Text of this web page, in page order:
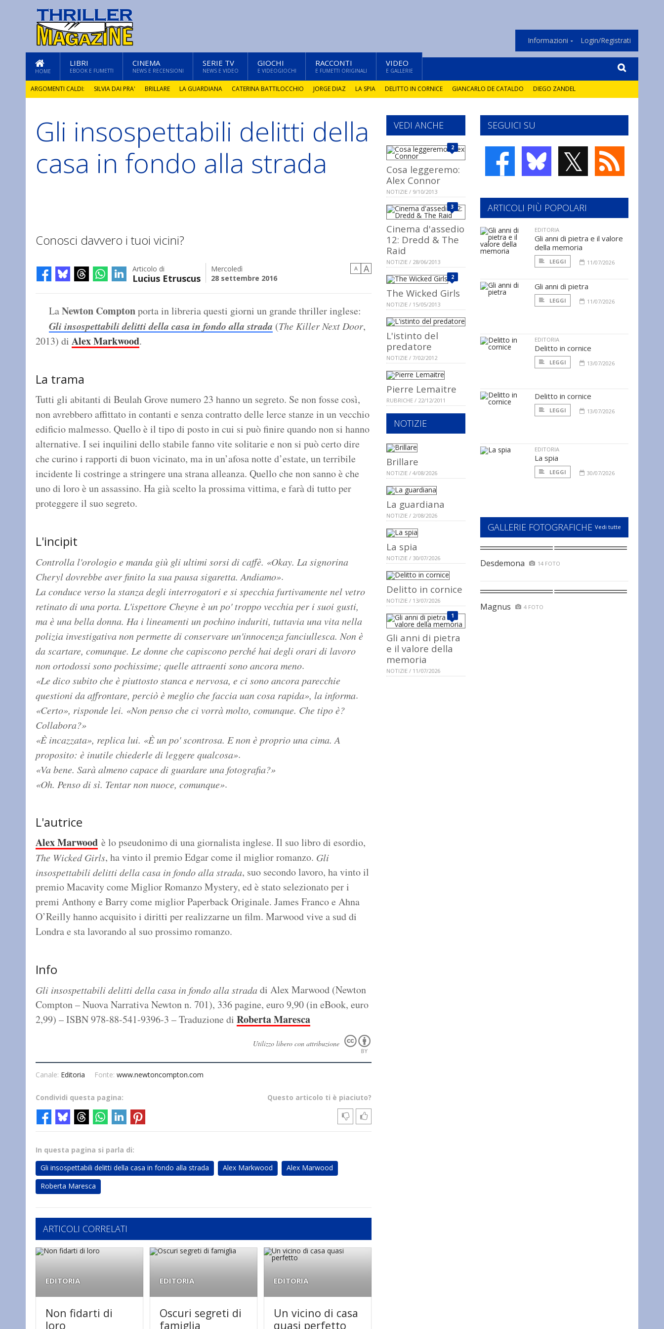
Informazioni Login/Registrati
HOME
LIBRI
EBOOK E FUMETTI
CINEMA
NEWS E RECENSIONI
SERIE TV
NEWS E VIDEO
GIOCHI
E VIDEOGIOCHI
RACCONTI
E FUMETTI ORIGINALI
VIDEO
E GALLERIE
ARGOMENTI CALDI: SILVIA DAI PRA' BRILLARE LA GUARDIANA CATERINA BATTILOCCHIO JORGE DIAZ LA SPIA DELITTO IN CORNICE GIANCARLO DE CATALDO DIEGO ZANDEL
GLI ANNI DI PIETRA
Gli insospettabili delitti della
casa in fondo alla strada
Conosci davvero i tuoi vicini?
Articolo di
Lucius Etruscus
Mercoledì
28 settembre 2016
A A
LaNewton Comptonporta in libreria questi giorni un grande thriller inglese:
Gli insospettabili delitti della casa in fondo alla strada (The Killer Next Door,
2013) di Alex Markwood.
La trama
Tutti gli abitanti di Beulah Grove numero 23 hanno un segreto. Se non fosse così,
non avrebbero affittato in contanti e senza contratto delle lerce stanze in un vecchio
edificio malmesso. Quello è il tipo di posto in cui si può finire quando non si hanno
alternative. I sei inquilini dello stabile fanno vite solitarie e non si può certo dire
che curino i rapporti di buon vicinato, ma in un’afosa notte d’estate, un terribile
incidente li costringe a stringere una strana alleanza. Quello che non sanno è che
uno di loro è un assassino. Ha già scelto la prossima vittima, e farà di tutto per
proteggere il suo segreto.
L'incipit
Controlla l'orologio e manda giù gli ultimi sorsi di caffè. «Okay. La signorina
Cheryl dovrebbe aver finito la sua pausa sigaretta. Andiamo».
La conduce verso la stanza degli interrogatori e si specchia furtivamente nel vetro
retinato di una porta. L'ispettore Cheyne è un po' troppo vecchia per i suoi gusti,
ma è una bella donna. Ha i lineamenti un pochino induriti, tuttavia una vita nella
polizia investigativa non permette di conservare un'innocenza fanciullesca. Non è
da scartare, comunque. Le donne che capiscono perché hai degli orari di lavoro
non ortodossi sono pochissime; quelle attraenti sono ancora meno.
«Le dico subito che è piuttosto stanca e nervosa, e ci sono ancora parecchie
questioni da affrontare, perciò è meglio che faccia uan cosa rapida», la informa.
«Certo», risponde lei. «Non penso che ci vorrà molto, comunque. Che tipo è?
Collabora?»
«È incazzata», replica lui. «È un po' scontrosa. E non è proprio una cima. A
proposito: è inutile chiederle di leggere qualcosa».
«Va bene. Sarà almeno capace di guardare una fotografia?»
«Oh. Penso di sì. Tentar non nuoce, comunque».
L'autrice
Alex Marwood è lo pseudonimo di una giornalista inglese. Il suo libro di esordio,
The Wicked Girls, ha vinto il premio Edgar come il miglior romanzo. Gli
insospettabili delitti della casa in fondo alla strada, suo secondo lavoro, ha vinto il
premio Macavity come Miglior Romanzo Mystery, ed è stato selezionato per i
premi Anthony e Barry come miglior Paperback Originale. James Franco e Ahna
O’Reilly hanno acquisito i diritti per realizzarne un film. Marwood vive a sud di
Londra e sta lavorando al suo prossimo romanzo.
Info
Gli insospettabili delitti della casa in fondo alla stradadi Alex Marwood (Newton
Compton – Nuova Narrativa Newton n. 701), 336 pagine, euro 9,90 (in eBook, euro
2,99) – ISBN 978-88-541-9396-3 – Traduzione di Roberta Maresca
Utilizzo libero con attribuzione
Canale: Editoria Fonte: www.newtoncompton.com
Questo articolo ti è piaciuto?
Condividi questa pagina:
In questa pagina si parla di:
Gli insospettabili delitti della casa in fondo alla strada
Alex Markwood
Alex Marwood
Roberta Maresca
ARTICOLI CORRELATI
EDITORIA
Non fidarti di
loro
EDITORIA
Oscuri segreti di
famiglia
EDITORIA
Un vicino di casa
quasi perfetto
SEGUICI SU
𝕏
VEDI ANCHE
2
Cosa leggeremo:
Alex Connor
NOTIZIE / 9/10/2013
3
Cinema d'assedio
12: Dredd & The
Raid
NOTIZIE / 28/06/2013
2
The Wicked Girls
NOTIZIE / 15/05/2013
L'istinto del
predatore
NOTIZIE / 7/02/2012
Pierre Lemaitre
RUBRICHE / 22/12/2011
NOTIZIE
Brillare
NOTIZIE / 4/08/2026
La guardiana
NOTIZIE / 2/08/2026
La spia
NOTIZIE / 30/07/2026
Delitto in cornice
NOTIZIE / 13/07/2026
1
Gli anni di pietra
e il valore della
memoria
NOTIZIE / 11/07/2026
ARTICOLI PIÙ POPOLARI
EDITORIA
Gli anni di pietra e il valore
della memoria
LEGGI 11/07/2026
Gli anni di pietra
LEGGI 11/07/2026
EDITORIA
Delitto in cornice
LEGGI 13/07/2026
Delitto in cornice
LEGGI 13/07/2026
EDITORIA
La spia
LEGGI 30/07/2026
GALLERIE FOTOGRAFICHE Vedi tutte
Desdemona 14 FOTO
Magnus 4 FOTO